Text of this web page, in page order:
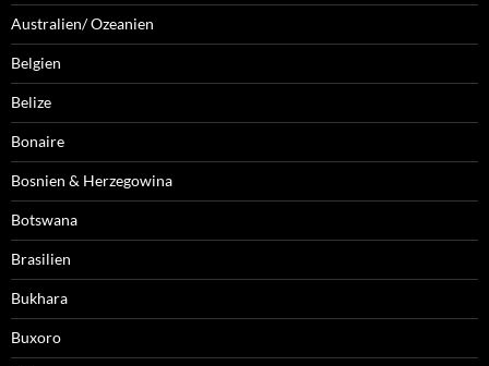
Australien/ Ozeanien
Belgien
Belize
Bonaire
Bosnien & Herzegowina
Botswana
Brasilien
Bukhara
Buxoro